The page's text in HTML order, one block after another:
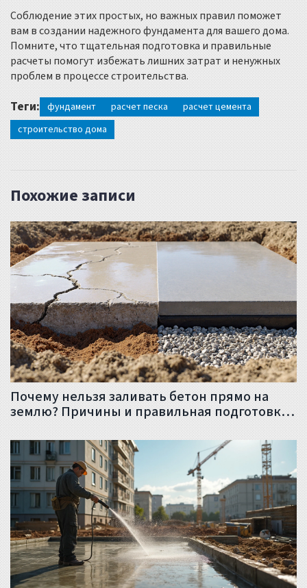
Соблюдение этих простых, но важных правил поможет
вам в создании надежного фундамента для вашего дома.
Помните, что тщательная подготовка и правильные
расчеты помогут избежать лишних затрат и ненужных
проблем в процессе строительства.
Теги: фундамент расчет песка
расчет цемента
строительство дома
Похожие записи
Почему нельзя заливать бетон прямо на
землю? Причины и правильная подготовка